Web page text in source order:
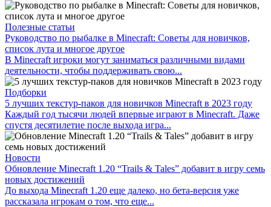
Полезные статьи
Руководство по рыбалке в Minecraft: Советы для новичков,
список лута и многое другое
В Minecraft игроки могут заниматься различными видами
деятельности, чтобы поддерживать свою...
Подборки
5 лучших текстур-паков для новичков Minecraft в 2023 году
Каждый год тысячи людей впервые играют в Minecraft. Даже
спустя десятилетие после выхода игра...
Новости
Обновление Minecraft 1.20 “Trails & Tales” добавит в игру семь
новых достижений
До выхода Minecraft 1.20 еще далеко, но бета-версия уже
рассказала игрокам о том, что еще...